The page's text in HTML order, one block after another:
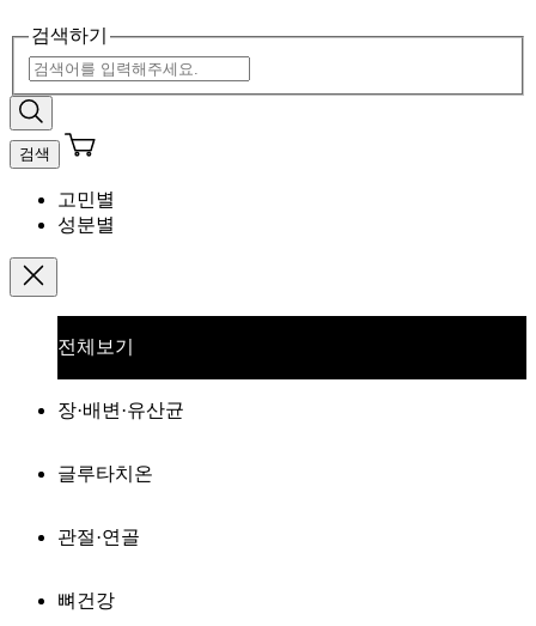
검색하기
검색
고민별
성분별
전체보기
장·배변·유산균
글루타치온
관절·연골
뼈건강